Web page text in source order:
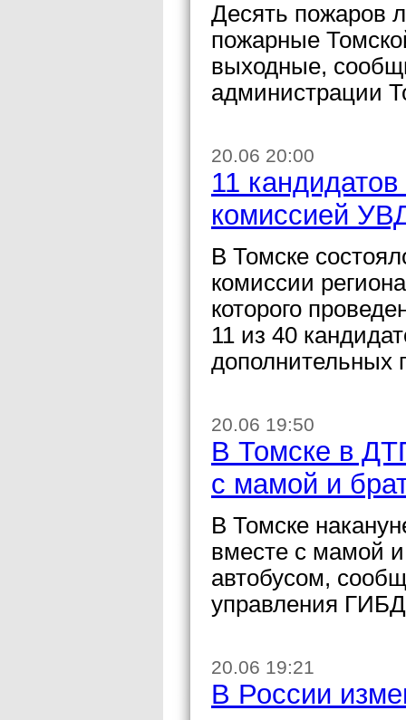
Десять пожаров
пожарные
выходные,
администрации
20.06 20:00
11
комиссией
В Томске
комиссии
которого
11 из 40
дополнительных
20.06 19:50
В Томске в
с мамой и
В Томске
вместе с мамой
автобусом,
управления
20.06 19:21
В России